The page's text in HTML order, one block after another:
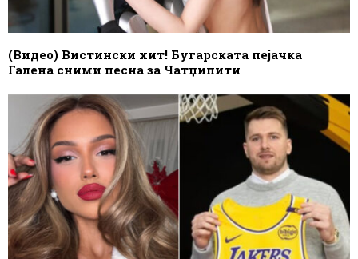
(Видео) Вистински хит! Бугарската пејачка
Галена сними песна за Чатџипити